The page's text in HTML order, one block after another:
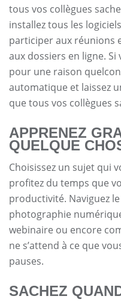
tous vos collègues
installez tous les
participer aux réunions
aux dossiers en ligne. Si
pour une raison
automatique et laissez
que tous vos collègues
APPRENEZ
QUELQUE
Choisissez un sujet qui
profitez du temps que
productivité. Naviguez
photographie
webinaire ou encore
ne s’attend à ce que
pauses.
SACHEZ